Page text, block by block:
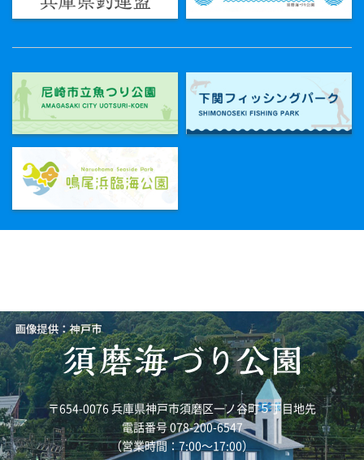
〒654-0076 兵庫県神戸市須磨区一ノ谷町５丁目地先
電話番号 078-200-6547
（営業時間：7:00～17:00）